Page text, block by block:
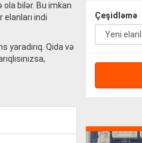
Çeşidləmə
ola bilər. Bu imkan
indi
yaradırıq. Qida və